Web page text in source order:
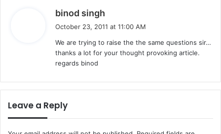
binod singh
s
:
October 23, 2011 at 11:00 AM
We are trying to raise the the same questions sir…
thanks a lot for your thought provoking article.
regards binod
Leave a Reply